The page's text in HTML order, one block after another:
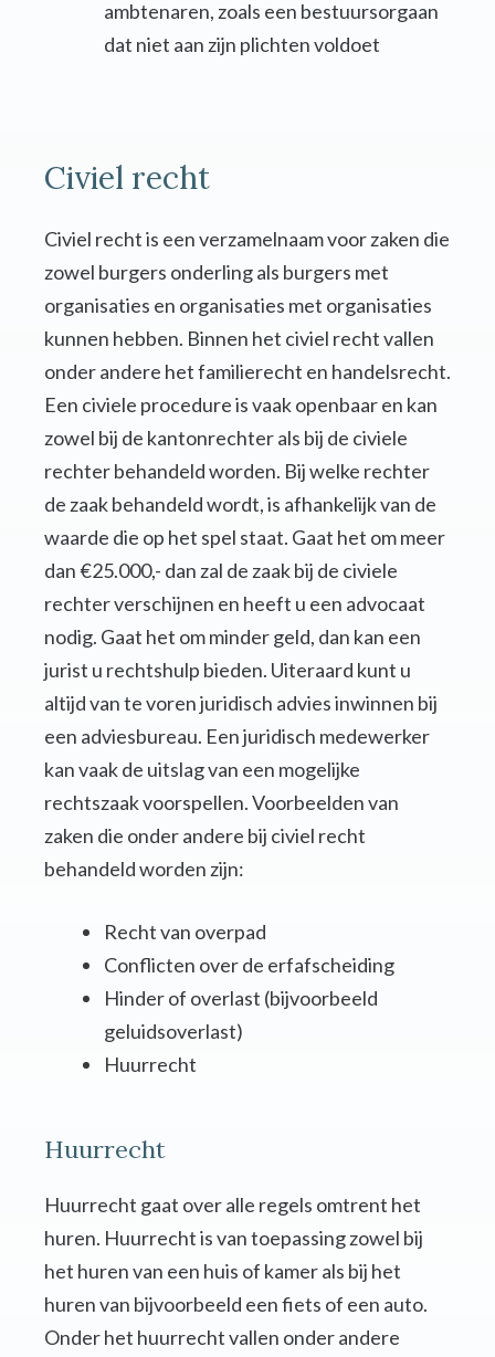
ambtenaren, zoals een bestuursorgaan
dat niet aan zijn plichten voldoet
Civiel recht
Civiel recht is een verzamelnaam voor zaken die
zowel burgers onderling als burgers met
organisaties en organisaties met organisaties
kunnen hebben. Binnen het civiel recht vallen
onder andere het familierecht en handelsrecht.
Een civiele procedure is vaak openbaar en kan
zowel bij de kantonrechter als bij de civiele
rechter behandeld worden. Bij welke rechter
de zaak behandeld wordt, is afhankelijk van de
waarde die op het spel staat. Gaat het om meer
dan €25.000,- dan zal de zaak bij de civiele
rechter verschijnen en heeft u een advocaat
nodig. Gaat het om minder geld, dan kan een
jurist u rechtshulp bieden. Uiteraard kunt u
altijd van te voren juridisch advies inwinnen bij
een adviesbureau. Een juridisch medewerker
kan vaak de uitslag van een mogelijke
rechtszaak voorspellen. Voorbeelden van
zaken die onder andere bij civiel recht
behandeld worden zijn:
Recht van overpad
Conflicten over de erfafscheiding
Hinder of overlast (bijvoorbeeld
geluidsoverlast)
Huurrecht
Huurrecht
Huurrecht gaat over alle regels omtrent het
huren. Huurrecht is van toepassing zowel bij
het huren van een huis of kamer als bij het
huren van bijvoorbeeld een fiets of een auto.
Onder het huurrecht vallen onder andere